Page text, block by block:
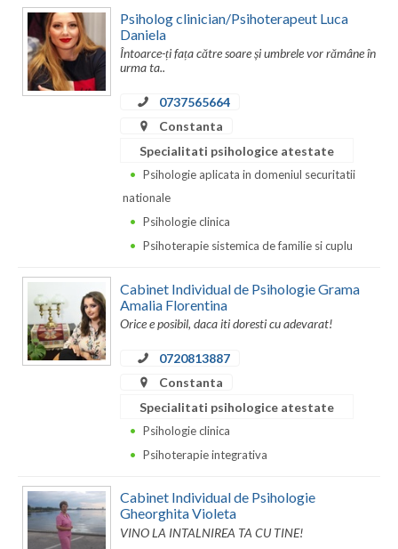
Teleorman
Timis
Psiholog clinician/Psihoterapeut Luca
Daniela
Întoarce-ți fața către soare și umbrele vor rămâne în
urma ta..
0737565664
Constanta
Specialitati psihologice atestate
Psihologie aplicata in domeniul securitatii
nationale
Psihologie clinica
Psihoterapie sistemica de familie si cuplu
Cabinet Individual de Psihologie Grama
Amalia Florentina
Orice e posibil, daca iti doresti cu adevarat!
0720813887
Constanta
Specialitati psihologice atestate
Psihologie clinica
Psihoterapie integrativa
Cabinet Individual de Psihologie
Gheorghita Violeta
VINO LA INTALNIREA TA CU TINE!